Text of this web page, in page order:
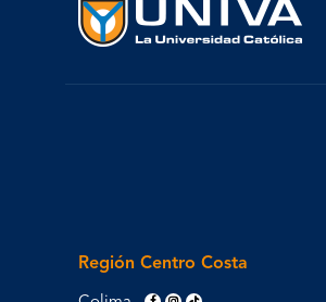
Región Centro Costa